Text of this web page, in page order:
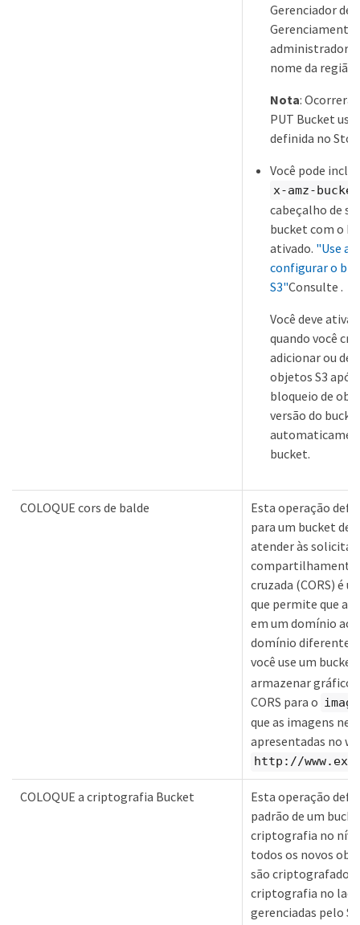
Gerenciador de
Gerenciamento
administrador
nome da região
Nota: Ocorrerá
PUT Bucket
definida no
Você pode
x-amz-
cabeçalho de
bucket com o
ativado. "Use a
configurar o
S3"Consulte .
Você deve
quando você
adicionar ou
objetos S3 após
bloqueio de
versão do
bucket.
COLOQUE cors de balde
Esta operação
para um bucket de
atender às
compartilhamento
cruzada (CORS) é
que permite que
em um domínio
domínio diferente.
você use um
armazenar
CORS para o
que as imagens
apresentadas no
http://
COLOQUE a criptografia Bucket
Esta operação
padrão de um
criptografia no
todos os novos
são
criptografia no
gerenciadas pelo